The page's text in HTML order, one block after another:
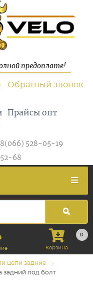
предоплате!
Обратный звонок
Прайсы опт
528-05-19
68
0
Корзина
цепи задние
задний под болт